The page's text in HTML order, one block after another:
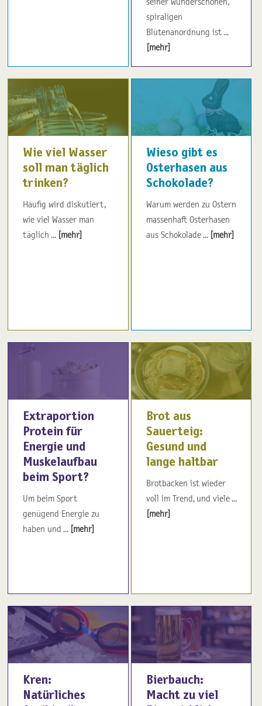
seiner wunderschönen,
spiraligen
Blütenanordnung ist ...
[mehr]
Wie viel Wasser
soll man täglich
trinken?
Häufig wird diskutiert,
wie viel Wasser man
täglich ... [mehr]
Wieso gibt es
Osterhasen aus
Schokolade?
Warum werden zu Ostern
massenhaft Osterhasen
aus Schokolade ... [mehr]
Extraportion
Protein für
Energie und
Muskelaufbau
beim Sport?
Um beim Sport
genügend Energie zu
haben und ... [mehr]
Brot aus
Sauerteig:
Gesund und
lange haltbar
Brotbacken ist wieder
voll im Trend, und viele ...
[mehr]
Kren:
Natürliches
Bierbauch:
Macht zu viel